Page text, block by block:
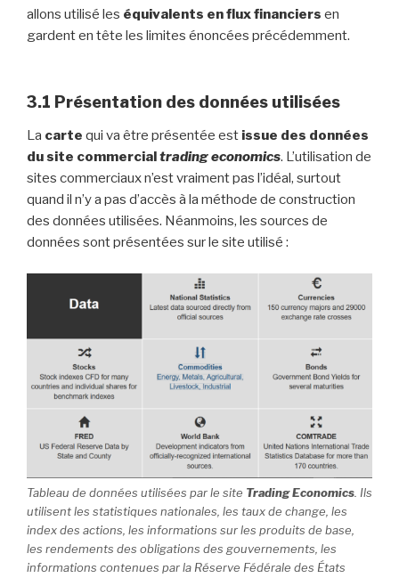
allons utilisé les équivalents en flux financiers en
gardent en tête les limites énoncées précédemment.
3.1 Présentation des données utilisées
La carte qui va être présentée est issue des données
du site commercialtrading economics. L’utilisation de
sites commerciaux n’est vraiment pas l’idéal, surtout
quand il n’y a pas d’accès à la méthode de construction
des données utilisées. Néanmoins, les sources de
données sont présentées sur le site utilisé :
Tableau de données utilisées par le site Trading Economics . Ils
utilisent les statistiques nationales, les taux de change, les
index des actions, les informations sur les produits de base,
les rendements des obligations des gouvernements, les
informations contenues par la Réserve Fédérale des États